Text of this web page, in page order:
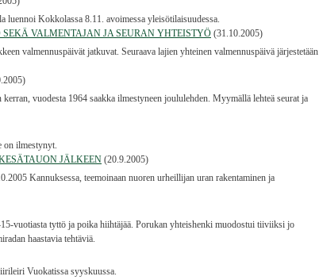
Kokkolassa 8.11. avoimessa yleisötilaisuudessa.
VALMENTAJAN JA SEURAN YHTEISTYÖ (31.10.2005)
valmennuspäivät jatkuvat. Seuraava lajien yhteinen valmennuspäivä järjestetään
vuodesta 1964 saakka ilmestyneen joululehden. Myymällä lehteä seurat ja
on ilmestynyt.
JÄLKEEN (20.9.2005)
Kannuksessa, teemoinaan nuoren urheillijan uran rakentaminen ja
vuotiasta tyttö ja poika hiihtäjää. Porukan yhteishenki muodostui tiiviiksi jo
haastavia tehtäviä.
Vuokatissa syyskuussa.